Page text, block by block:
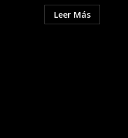
Leer Más